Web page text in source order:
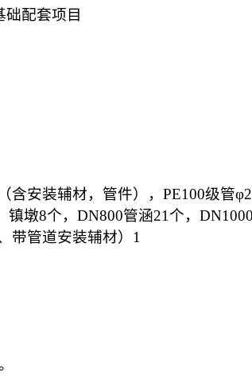
配套项目
（含安装辅材，管件）， PE100级管φ
镇墩8个， DN800管涵21个， DN1000
带管道安装辅材） 1